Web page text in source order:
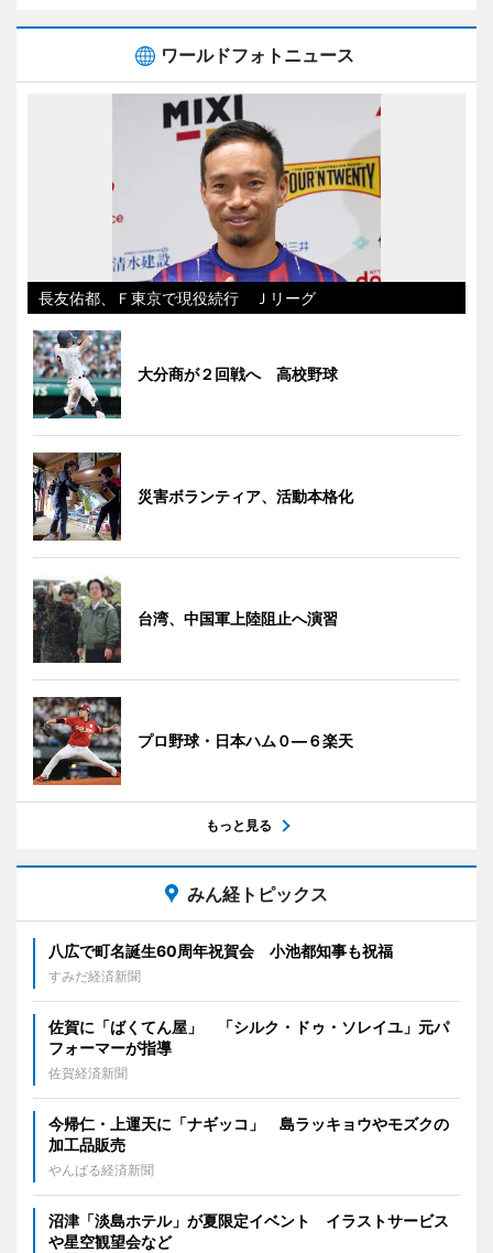
ワールドフォトニュース
長友佑都、Ｆ東京で現役続行 Ｊリーグ
大分商が２回戦へ 高校野球
災害ボランティア、活動本格化
台湾、中国軍上陸阻止へ演習
プロ野球・日本ハム０―６楽天
もっと見る
みん経トピックス
八広で町名誕生60周年祝賀会 小池都知事も祝福
すみだ経済新聞
佐賀に「ばくてん屋」 「シルク・ドゥ・ソレイユ」元パ
フォーマーが指導
佐賀経済新聞
今帰仁・上運天に「ナギッコ」 島ラッキョウやモズクの
加工品販売
やんばる経済新聞
沼津「淡島ホテル」が夏限定イベント イラストサービス
や星空観望会など